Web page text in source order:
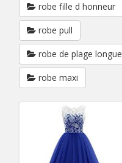
robe fille d honneur
robe pull
robe de plage longue
robe maxi